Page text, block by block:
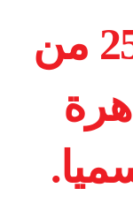
تأجيل الدورة 25 من